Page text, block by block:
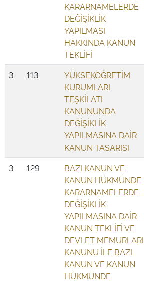
KARARNAMELERDE
DEĞİŞİKLİK
YAPILMASI
HAKKINDA KANUN
TEKLİFİ
3 113
YÜKSEKÖĞRETİM
KURUMLARI
TEŞKİLATI
KANUNUNDA
DEĞİŞİKLİK
YAPILMASINA DAİR
KANUN TASARISI
3 129
BAZI KANUN VE
KANUN HÜKMÜNDE
KARARNAMELERDE
DEĞİŞİKLİK
YAPILMASINA DAİR
KANUN TEKLİFİ VE
DEVLET MEMURLARI
KANUNU İLE BAZI
KANUN VE KANUN
HÜKMÜNDE